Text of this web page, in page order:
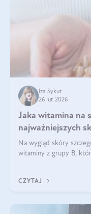
Iza Sykut
26 lut 2026
Jaka witamina na
najważniejszych
Na wygląd skóry
witaminy z grupy B,
CZYTAJ